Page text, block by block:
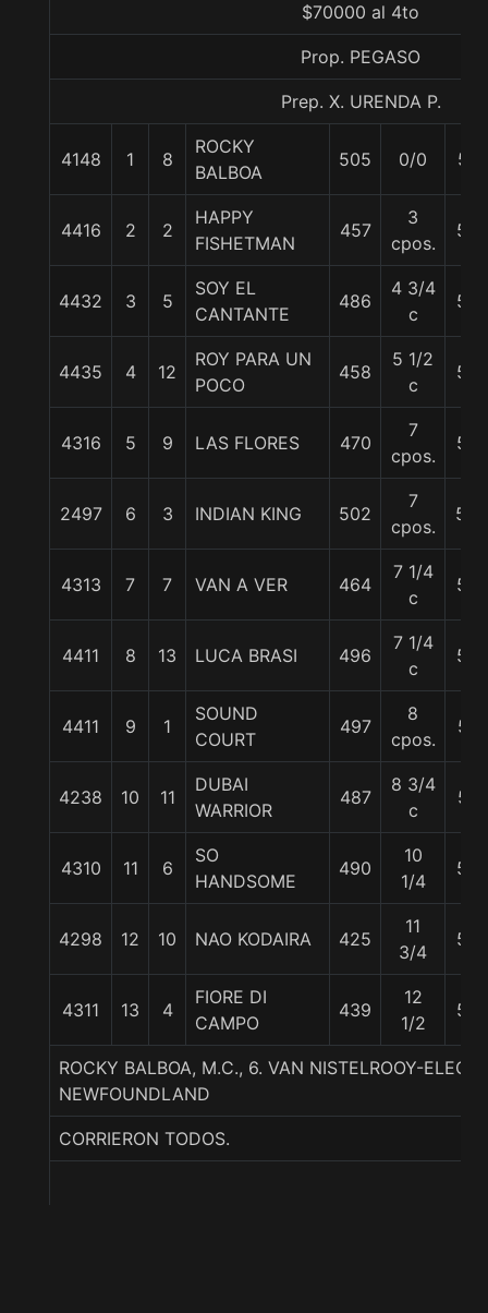
$70000 al 4to
Prop. PEGASO
Prep. X. URENDA P.
4148 1 8
ROCKY
BALBOA
505 0/0 57
4416 2 2
HAPPY
FISHETMAN
457
3
cpos.
55
4432 3 5
SOY EL
CANTANTE
486
4 3/4
c
55
4435 4 12
ROY PARA UN
POCO
458
5 1/2
c
56
4316 5 9 LAS FLORES 470
7
cpos.
55
2497 6 3 INDIAN KING 502
7
cpos.
56.
4313 7 7 VAN A VER 464
7 1/4
c
55
4411 8 13 LUCA BRASI 496
7 1/4
c
56
4411 9 1
SOUND
COURT
497
8
cpos.
57
4238 10 11
DUBAI
WARRIOR
487
8 3/4
c
57
4310 11 6
SO
HANDSOME
490
10
1/4
55
4298 12 10 NAO KODAIRA 425
11
3/4
55
4311 13 4
FIORE DI
CAMPO
439
12
1/2
56
ROCKY BALBOA, M.C., 6. VAN NISTELROOY-
NEWFOUNDLAND
CORRIERON TODOS.